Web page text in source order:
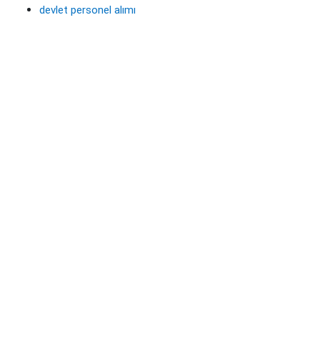
devlet personel alımı